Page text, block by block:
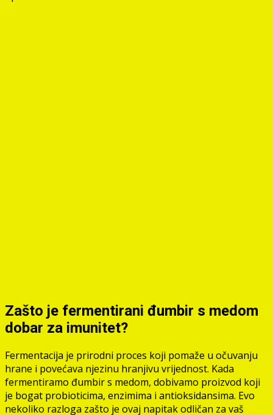
Zašto je fermentirani đumbir s medom
dobar za imunitet?
Fermentacija je prirodni proces koji pomaže u očuvanju
hrane i povećava njezinu hranjivu vrijednost. Kada
fermentiramo đumbir s medom, dobivamo proizvod koji
je bogat probioticima, enzimima i antioksidansima. Evo
nekoliko razloga zašto je ovaj napitak odličan za vaš